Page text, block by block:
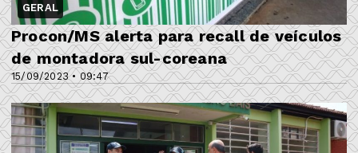
GERAL
15/09/2023 • 09:47
Procon/MS alerta para recall de veículos
de montadora sul-coreana